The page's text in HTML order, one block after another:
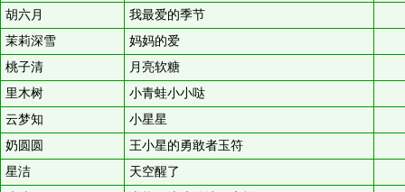
胡六月
我最爱的季节
茉莉深雪
妈妈的爱
桃子清
月亮软糖
里木树
小青蛙小小哒
云梦知
小星星
奶圆圆
王小星的勇敢者玉符
星洁
天空醒了